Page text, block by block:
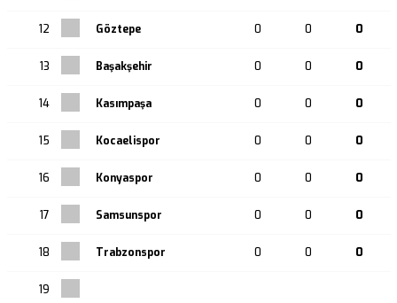
12 Göztepe 0 0 0
13 Başakşehir 0 0 0
14 Kasımpaşa 0 0 0
15 Kocaelispor 0 0 0
16 Konyaspor 0 0 0
17 Samsunspor 0 0 0
18 Trabzonspor 0 0 0
19